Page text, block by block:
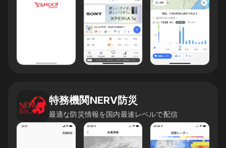
特務機関NERV防災
最適な防災情報を国内最速レベルで配信